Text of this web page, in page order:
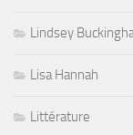
Lindsey
Lisa Hannah
Littérature